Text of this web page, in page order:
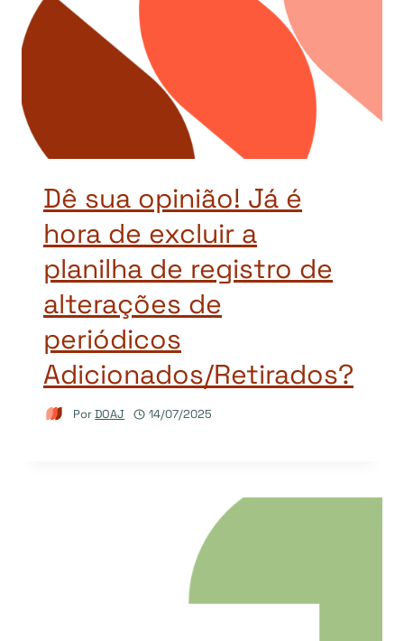
Dê sua opinião! Já é
hora de excluir a
planilha de registro de
alterações de
periódicos
Adicionados/Retirados?
PorDOAJ 14/07/2025